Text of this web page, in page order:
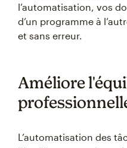
l’automatisation, vos
d’un programme à
et sans erreur.
Améliore
L’automatisation des